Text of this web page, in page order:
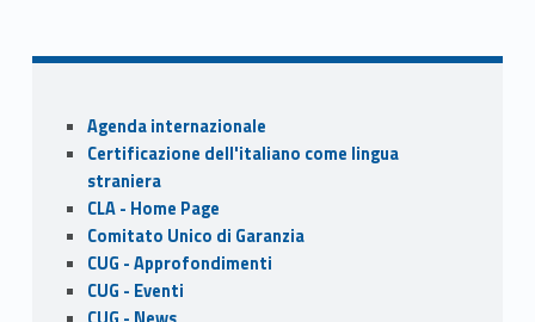
b
o
o
k
d
o
n
l e
Sidebar
Agenda internazionale
Certificazione dell'italiano come lingua
straniera
CLA - Home Page
Comitato Unico di Garanzia
CUG - Approfondimenti
CUG - Eventi